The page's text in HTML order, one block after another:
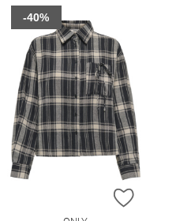
HINZUFÜGEN
ZUR
-40%